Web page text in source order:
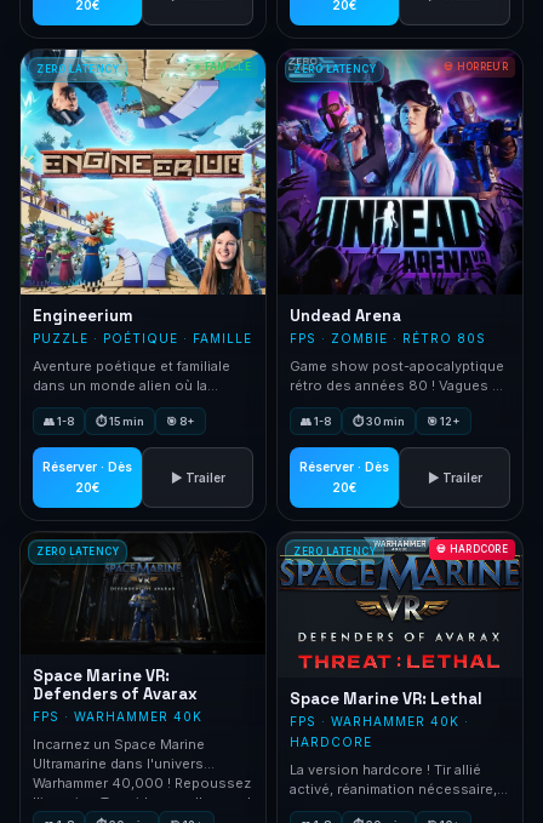
20€
20€
ZERO LATENCY ⭐ FAMILLE
Engineerium
PUZZLE · POÉTIQUE · FAMILLE
Aventure poétique et familiale
dans un monde alien où la
gravité n'existe plus.
Plateformes flottantes, baleines
👥 1-8 ⏱ 15 min 🎯 8+
Réserver · Dès
20€
▶ Trailer
ZERO LATENCY 💀 HORREUR
Undead Arena
FPS · ZOMBIE · RÉTRO 80S
Game show post-apocalyptique
rétro des années 80 ! Vagues de
zombies dans une arène multi-
niveaux. Fusil, shotgun, arbalète.
👥 1-8 ⏱ 30 min 🎯 12+
Réserver · Dès
20€
▶ Trailer
ZERO LATENCY
Space Marine VR:
Defenders of Avarax
FPS · WARHAMMER 40K
Incarnez un Space Marine
Ultramarine dans l'univers
Warhammer 40,000 ! Repoussez
l'invasion Tyranide avec l'arsenal
ZERO LATENCY 💀 HARDCORE
Space Marine VR: Lethal
FPS · WARHAMMER 40K ·
HARDCORE
La version hardcore ! Tir allié
activé, réanimation nécessaire,
si toute l'équipe tombe il faut